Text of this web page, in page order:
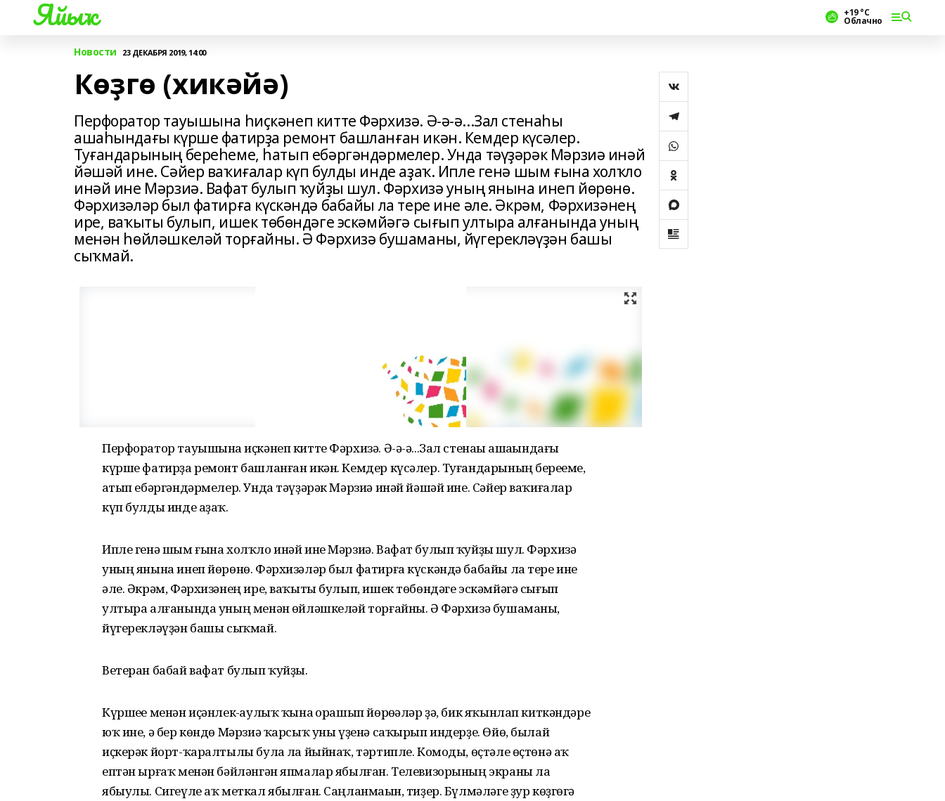
Яйыҡ +19 °С
Облачно
Новости 23 ДЕКАБРЯ 2019, 14:00
Көҙгө (хикәйә)
Перфоратор тауышына һиҫкәнеп китте Фәрхизә. Ә-ә-ә...Зал стенаһы
ашаһындағы күрше фатирҙа ремонт башланған икән. Кемдер күсәлер.
Туғандарының береһеме, һатып ебәргәндәрмелер. Унда тәүҙәрәк Мәрзиә инәй
йәшәй ине. Сәйер ваҡиғалар күп булды инде аҙаҡ. Ипле генә шым ғына холҡло
инәй ине Мәрзиә. Вафат булып ҡуйҙы шул. Фәрхизә уның янына инеп йөрөнө.
Фәрхизәләр был фатирға күскәндә бабайы ла тере ине әле. Әкрәм, Фәрхизәнең
ире, ваҡыты булып, ишек төбөндәге эскәмйәгә сығып ултыра алғанында уның
менән һөйләшкеләй торғайны. Ә Фәрхизә бушаманы, йүгерекләүҙән башы
сыҡмай.
Перфоратор тауышына һиҫкәнеп китте Фәрхизә. Ә-ә-ә...Зал стенаһы ашаһындағы
күрше фатирҙа ремонт башланған икән. Кемдер күсәлер. Туғандарының береһеме,
һатып ебәргәндәрмелер. Унда тәүҙәрәк Мәрзиә инәй йәшәй ине. Сәйер ваҡиғалар
күп булды инде аҙаҡ.
Ипле генә шым ғына холҡло инәй ине Мәрзиә. Вафат булып ҡуйҙы шул. Фәрхизә
уның янына инеп йөрөнө. Фәрхизәләр был фатирға күскәндә бабайы ла тере ине
әле. Әкрәм, Фәрхизәнең ире, ваҡыты булып, ишек төбөндәге эскәмйәгә сығып
ултыра алғанында уның менән һөйләшкеләй торғайны. Ә Фәрхизә бушаманы,
йүгерекләүҙән башы сыҡмай.
Ветеран бабай вафат булып ҡуйҙы.
Күршеһе менән иҫәнлек-һаулыҡ ҡына һорашып йөрөһәләр ҙә, бик яҡынлап киткәндәре
юҡ ине, ә бер көндө Мәрзиә ҡарсыҡ уны үҙенә саҡырып индерҙе. Өйө, былай
иҫкерәк йорт-ҡаралтылы булһа ла йыйнаҡ, тәртипле. Комоды, өҫтәле өҫтөнә аҡ
ептән ырғаҡ менән бәйләнгән япмалар ябылған. Телевизорының экраны ла
ябыулы. Сигеүле аҡ меткал ябылған. Саңланмаһын, тиҙер. Бүлмәләге ҙур көҙгөгә